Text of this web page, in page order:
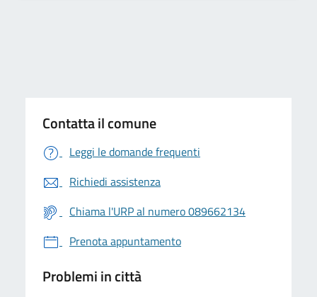
Contatta il comune
Leggi le domande frequenti
Richiedi assistenza
Chiama l'URP al numero 089662134
Prenota appuntamento
Problemi in città